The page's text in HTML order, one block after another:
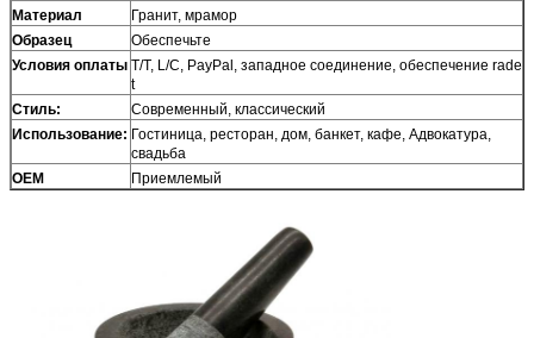
Материал
Гранит, мрамор
Образец
Обеспечьте
Условия оплаты T/T, L/C, PayPal, западное соединение, обеспечение rade
t
Стиль:
Современный, классический
Использование: Гостиница, ресторан, дом, банкет, кафе, Адвокатура,
свадьба
OEM
Приемлемый